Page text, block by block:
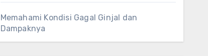
Memahami Kondisi Gagal Ginjal dan
Dampaknya